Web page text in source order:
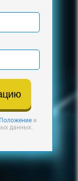
Положение и
данных.